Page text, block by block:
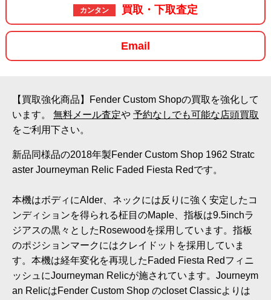
カンタン 買取・下取査定
Email
【買取強化商品】Fender Custom Shopの買取を強化して
います。 無料メール査定や 予約なしでも可能な店頭買取
をご利用下さい。
新品同様品の2018年製Fender Custom Shop 1962 Stratc
aster Journeyman Relic Faded Fiesta Redです。
本機はボディにAlder、ネックには反りに強く安定したコ
ンディションを得られる柾目のMaple、指板は9.5inchラ
ジアスの黒々としたRosewoodを採用しています。指板
のポジションマークにはクレイドットを採用していま
す。本機は経年変化を再現したFaded Fiesta Redフィニ
ッシュにJourneyman Relicが施されています。Journeym
an RelicはFender Custom Shop のcloset Classicよりは